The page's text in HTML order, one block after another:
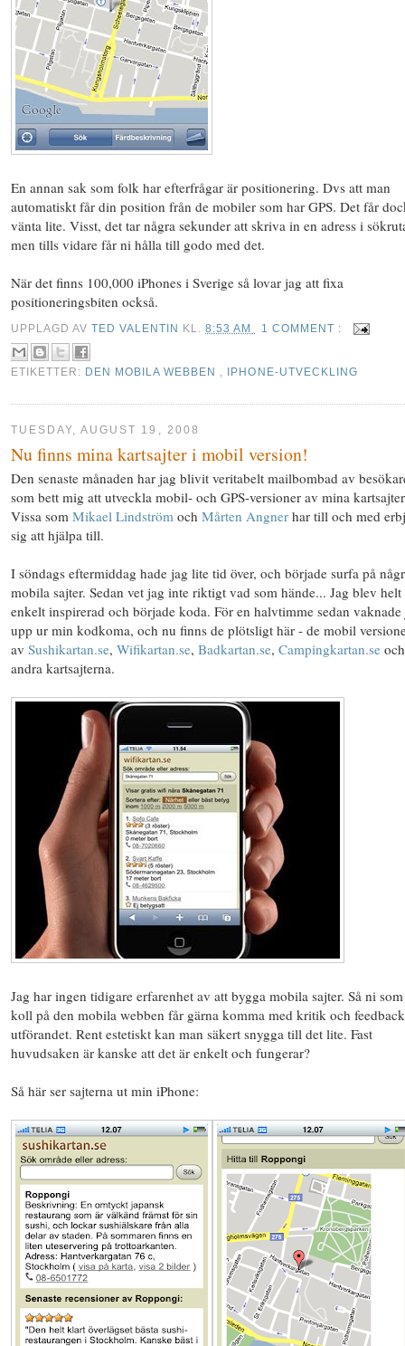
En annan sak som folk har efterfrågar är positionering. Dvs att man
automatiskt får din position från de mobiler som har GPS. Det får
vänta lite. Visst, det tar några sekunder att skriva in en adress i
men tills vidare får ni hålla till godo med det.
När det finns 100,000 iPhones i Sverige så lovar jag att fixa
positioneringsbiten också.
UPPLAGD AVTED VALENTIN KL.8:53 AM 1 COMMENT :
ETIKETTER: DEN MOBILA WEBBEN , IPHONE-UTVECKLING
TUESDAY, AUGUST 19, 2008
Nu finns mina kartsajter i mobil version!
Den senaste månaden har jag blivit veritabelt mailbombad av
som bett mig att utveckla mobil- och GPS-versioner av mina
Vissa som Mikael Lindström och Mårten Angner har till och med
sig att hjälpa till.
I söndags eftermiddag hade jag lite tid över, och började surfa på
mobila sajter. Sedan vet jag inte riktigt vad som hände... Jag blev helt
enkelt inspirerad och började koda. För en halvtimme sedan vaknade
upp ur min kodkoma, och nu finns de plötsligt här - de mobil
av Sushikartan.se, Wifikartan.se, Badkartan.se, Campingkartan.se
andra kartsajterna.
Jag har ingen tidigare erfarenhet av att bygga mobila sajter. Så ni
koll på den mobila webben får gärna komma med kritik och
utförandet. Rent estetiskt kan man säkert snygga till det lite. Fast
huvudsaken är kanske att det är enkelt och fungerar?
Så här ser sajterna ut min iPhone: